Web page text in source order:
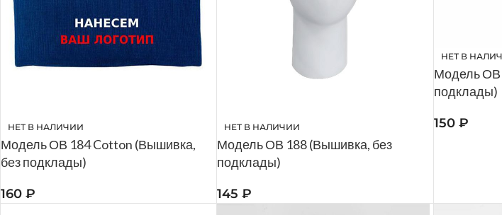
НЕТ В НАЛИЧИИ
Модель ОВ 184 Cotton (Вышивка,
без подклады)
160 ₽
НЕТ В НАЛИЧИИ
Модель ОВ 188 (Вышивка, без
подклады)
145₽
НЕТ В
Модель ОВ
подклады)
150 ₽